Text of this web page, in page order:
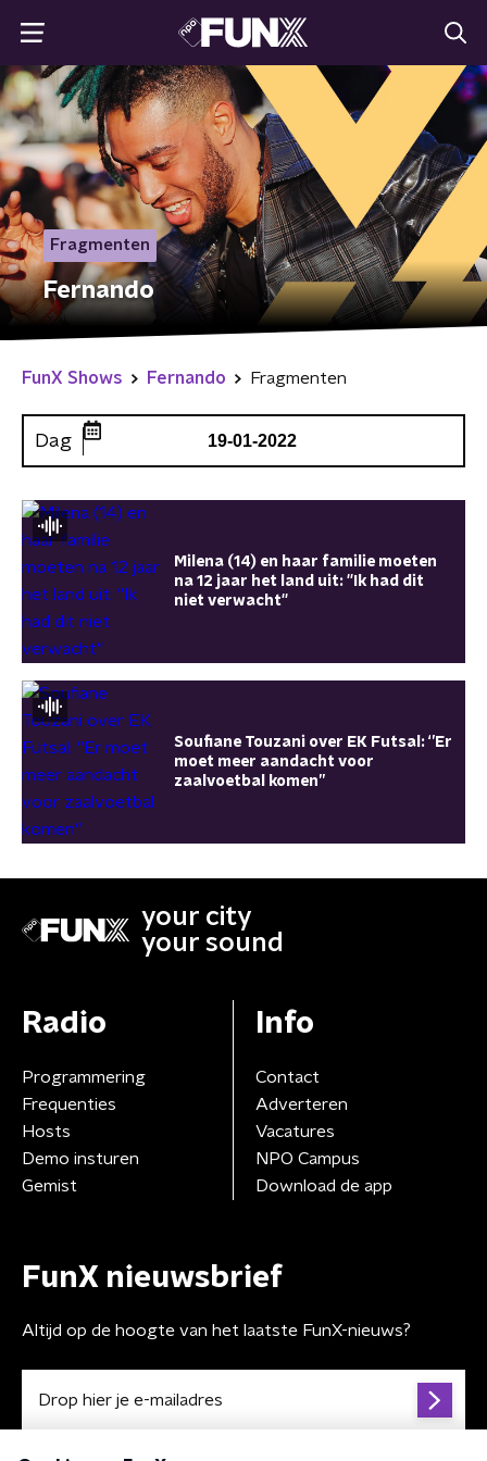
Fragmenten
Fernando
FunX Shows Fernando Fragmenten
Dag 19-01-2022
Milena (14) en haar familie moeten
na 12 jaar het land uit: ''Ik had dit
niet verwacht''
Soufiane Touzani over EK Futsal: ‘’Er
moet meer aandacht voor
zaalvoetbal komen’’
your city
your sound
Radio
Programmering
Frequenties
Hosts
Demo insturen
Gemist
Info
Contact
Adverteren
Vacatures
NPO Campus
Download de app
FunX nieuwsbrief
Altijd op de hoogte van het laatste FunX-nieuws?